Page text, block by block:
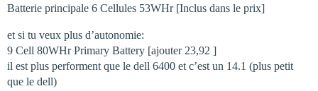
Batterie principale 6 Cellules 53WHr [Inclus dans le prix]
et si tu veux plus d’autonomie:
9 Cell 80WHr Primary Battery [ajouter 23,92 ]
il est plus performent que le dell 6400 et c’est un 14.1 (plus petit
que le dell)